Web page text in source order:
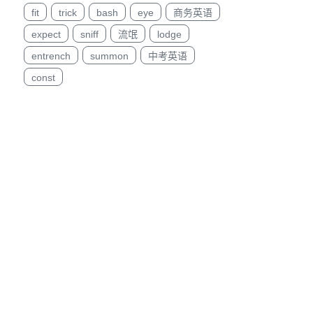
fit
trick bash eye
商务英语
expect
sniff 流氓
lodge
entrench
summon
中考英语
const